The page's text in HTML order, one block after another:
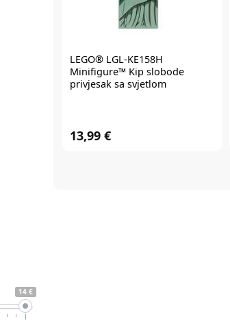
14 €
LEGO® LGL-KE158H
Minifigure™ Kip slobode
privjesak sa svjetlom
13,99 €